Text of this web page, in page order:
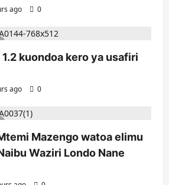
ago 0
kuondoa kero ya usafiri
ago 0
Mazengo watoa elimu
Waziri Londo Nane